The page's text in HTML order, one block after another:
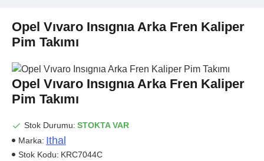
Opel Vıvaro Insıgnıa Arka Fren Kaliper
Pim Takımı
Opel Vıvaro Insıgnıa Arka Fren Kaliper
Pim Takımı
Stok Durumu: STOKTA VAR
Marka: Ithal
Stok Kodu: KRC7044C